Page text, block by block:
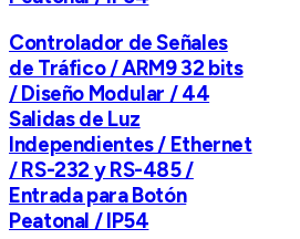
Controlador de Señales
de Tráfico / ARM9 32 bits
/ Diseño Modular / 44
Salidas de Luz
Independientes / Ethernet
/ RS-232 y RS-485 /
Entrada para Botón
Peatonal / IP54